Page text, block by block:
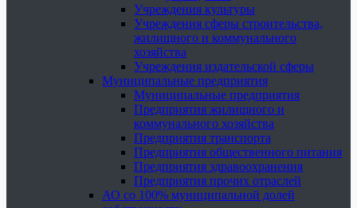
Учреждения культуры
Учреждения сферы строительства,
жилищного и коммунального
хозяйства
Учреждения издательской сферы
Муниципальные предприятия
Муниципальные предприятия
Предприятия жилищного и
коммунального хозяйства
Предприятия транспорта
Предприятия общественного питания
Предприятия здравоохранения
Предприятия прочих отраслей
АО со 100% муниципальной долей